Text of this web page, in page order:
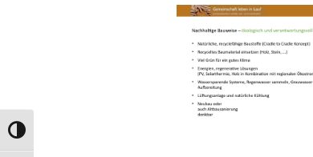
Umschalten auf hohe Kontraste